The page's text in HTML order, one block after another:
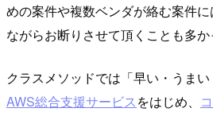
めの案件や複数ベンダが絡む案件
ながらお断りさせて頂くことも多か
クラスメソッドでは「早い・うま
AWS総合支援サービスをはじめ、